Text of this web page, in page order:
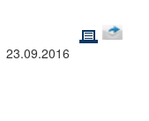
23.09.2016